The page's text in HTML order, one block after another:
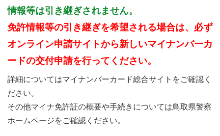
情報等は引き継ぎされません。
免許情報等の引き継ぎを希望される場合は、必ず
オンライン申請サイトから新しいマイナンバーカ
ードの交付申請を行ってください。
詳細についてはマイナンバーカード総合サイトをご確認く
ださい。
その他マイナ免許証の概要や手続きについては鳥取県警察
ホームページをご確認ください。